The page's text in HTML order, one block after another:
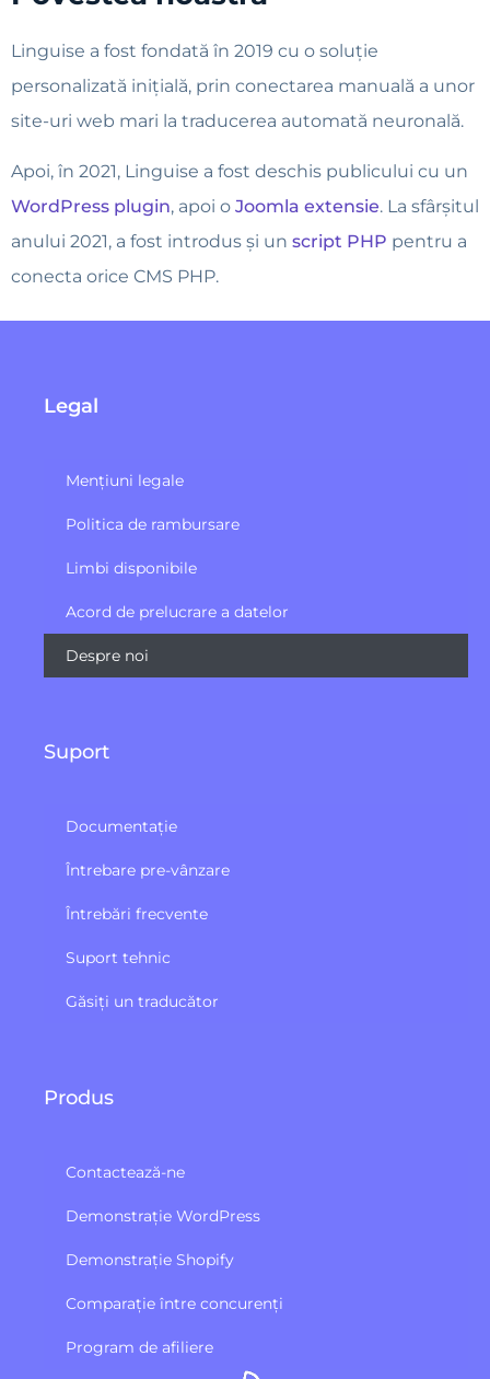
Linguise a fost fondată în 2019 cu o soluție
personalizată inițială, prin conectarea manuală a unor
site-uri web mari la traducerea automată neuronală.
Apoi, în 2021, Linguise a fost deschis publicului cu un
WordPress plugin, apoi o Joomla extensie. La sfârșitul
anului 2021, a fost introdus și un script PHP pentru a
conecta orice CMS PHP.
Legal
Mențiuni legale
Politica de rambursare
Limbi disponibile
Acord de prelucrare a datelor
Despre noi
Suport
Documentație
Întrebare pre-vânzare
Întrebări frecvente
Suport tehnic
Găsiți un traducător
Produs
Contactează-ne
Demonstrație WordPress
Demonstrație Shopify
Comparație între concurenți
Program de afiliere